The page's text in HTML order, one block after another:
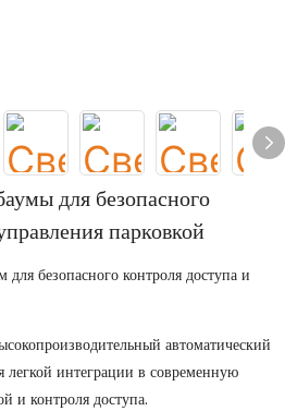
для безопасного
парковкой
безопасного контроля доступа и
автоматический
легкой интеграции в современную
и контроля доступа.